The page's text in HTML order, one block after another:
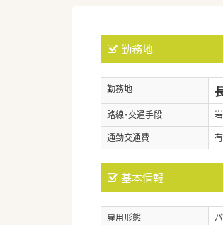
勤務地
勤務地
路線・交通手段
通勤交通費
基本情報
雇用形態